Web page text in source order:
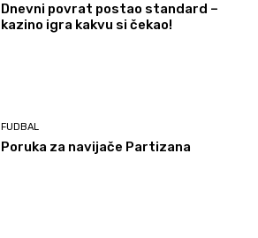
Dnevni povrat postao standard –
kazino igra kakvu si čekao!
FUDBAL
Poruka za navijače Partizana